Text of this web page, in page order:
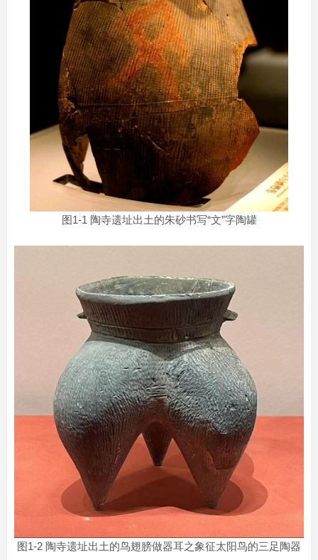
图1-1 陶寺遗址出土的朱砂书写“文”字陶罐
图1-2 陶寺遗址出土的鸟翅膀做器耳之象征太阳鸟的三足陶器